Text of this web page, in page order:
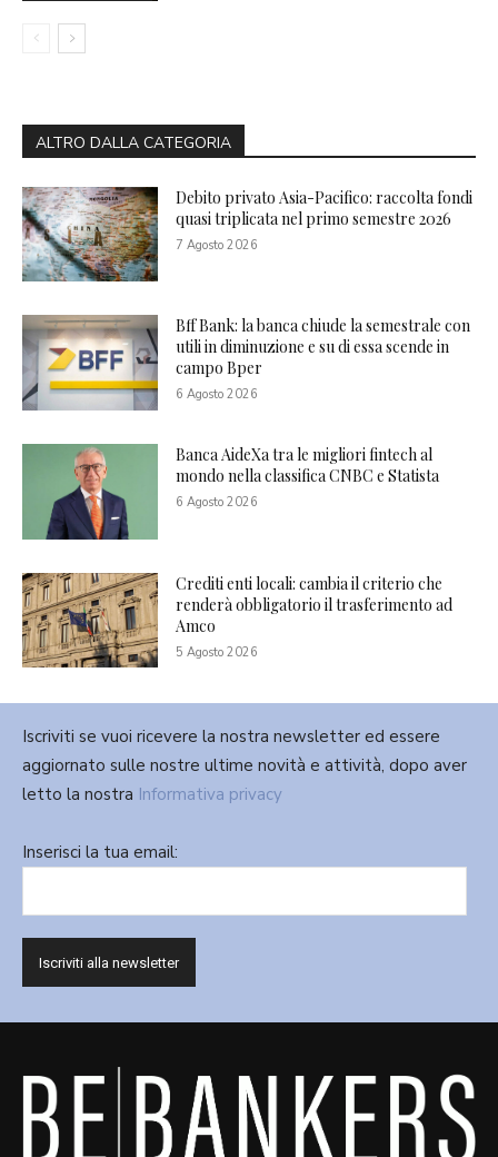
ALTRO DALLA CATEGORIA
Debito privato Asia-Pacifico: raccolta fondi
quasi triplicata nel primo semestre 2026
7 Agosto 2026
Bff Bank: la banca chiude la semestrale con
utili in diminuzione e su di essa scende in
campo Bper
6 Agosto 2026
Banca AideXa tra le migliori fintech al
mondo nella classifica CNBC e Statista
6 Agosto 2026
Crediti enti locali: cambia il criterio che
renderà obbligatorio il trasferimento ad
Amco
5 Agosto 2026
Iscriviti se vuoi ricevere la nostra newsletter ed essere
aggiornato sulle nostre ultime novità e attività, dopo aver
letto la nostra Informativa privacy
Inserisci la tua email: